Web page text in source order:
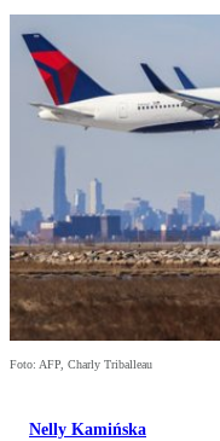
Foto: AFP, Charly Triballeau
Nelly Kamińska